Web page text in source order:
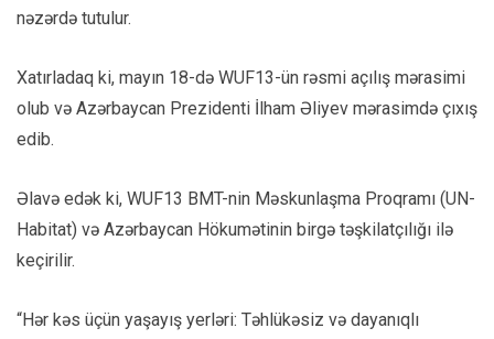
nəzərdə tutulur.
Xatırladaq ki, mayın 18-də WUF13-ün rəsmi açılış mərasimi
olub və Azərbaycan Prezidenti İlham Əliyev mərasimdə çıxış
edib.
Əlavə edək ki, WUF13 BMT-nin Məskunlaşma Proqramı (UN-
Habitat) və Azərbaycan Hökumətinin birgə təşkilatçılığı ilə
keçirilir.
“Hər kəs üçün yaşayış yerləri: Təhlükəsiz və dayanıqlı